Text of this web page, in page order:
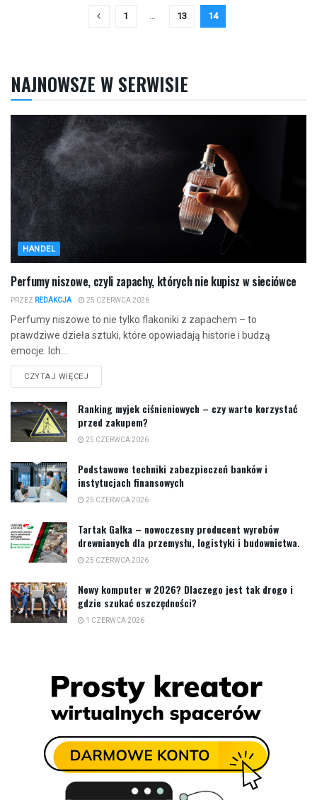
1 13 14
NAJNOWSZE W SERWISIE
HANDEL
Perfumy niszowe, czyli zapachy, których nie kupisz w sieciówce
PRZEZ REDAKCJA 25 CZERWCA 2026
Perfumy niszowe to nie tylko flakoniki z zapachem – to
prawdziwe dzieła sztuki, które opowiadają historie i budzą
emocje. Ich...
CZYTAJ WIĘCEJ
Ranking myjek ciśnieniowych – czy warto korzystać
przed zakupem?
25 CZERWCA 2026
Podstawowe techniki zabezpieczeń banków i
instytucjach finansowych
25 CZERWCA 2026
Tartak Gałka – nowoczesny producent wyrobów
drewnianych dla przemysłu, logistyki i budownictwa.
25 CZERWCA 2026
Nowy komputer w 2026? Dlaczego jest tak drogo i
gdzie szukać oszczędności?
1 CZERWCA 2026